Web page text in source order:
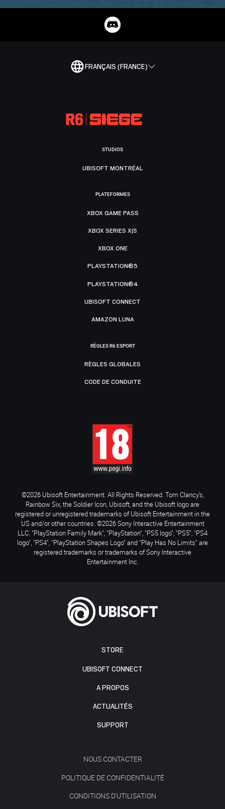
FRANÇAIS (FRANCE)
STORE
UBISOFT CONNECT
A PROPOS
ACTUALITÉS
SUPPORT
NOUS CONTACTER
POLITIQUE DE CONFIDENTIALITÉ
CONDITIONS D'UTILISATION
STUDIOS
UBISOFT MONTRÉAL
PLATEFORMES
XBOX GAME PASS
XBOX SERIES X|S
XBOX ONE
PLAYSTATION®5
PLAYSTATION®4
UBISOFT CONNECT
AMAZON LUNA
RÈGLES R6 ESPORT
RÈGLES GLOBALES
CODE DE CONDUITE
©2026 Ubisoft Entertainment. All Rights Reserved. Tom Clancy’s,
Rainbow Six, the Soldier Icon, Ubisoft, and the Ubisoft logo are
registered or unregistered trademarks of Ubisoft Entertainment in the
US and/or other countries. ©2026 Sony Interactive Entertainment
LLC. "PlayStation Family Mark", "PlayStation", "PS5 logo", "PS5", "PS4
logo", "PS4", "PlayStation Shapes Logo" and "Play Has No Limits" are
registered trademarks or trademarks of Sony Interactive
Entertainment Inc.